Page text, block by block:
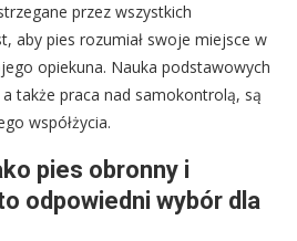
przez wszystkich
aby pies rozumiał swoje miejsce w
opiekuna. Nauka podstawowych
także praca nad samokontrolą, są
współżycia.
pies obronny i
odpowiedni wybór dla